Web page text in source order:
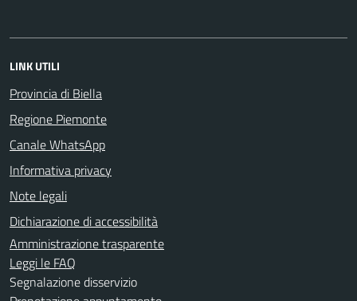
LINK UTILI
Provincia di Biella
Regione Piemonte
Canale WhatsApp
Informativa privacy
Note legali
Dichiarazione di accessibilità
Amministrazione trasparente
Leggi le FAQ
Segnalazione disservizio